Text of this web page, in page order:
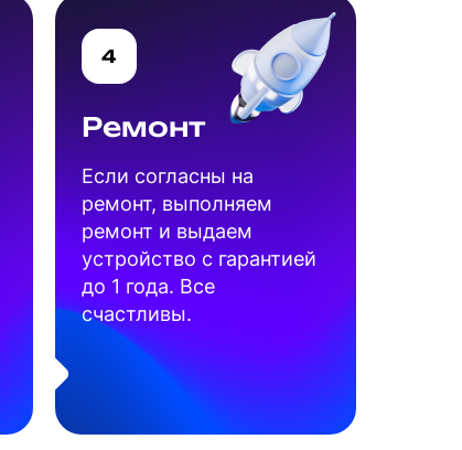
4
Ремонт
Если согласны на
ремонт, выполняем
ремонт и выдаем
устройство с гарантией
до 1 года. Все
счастливы.